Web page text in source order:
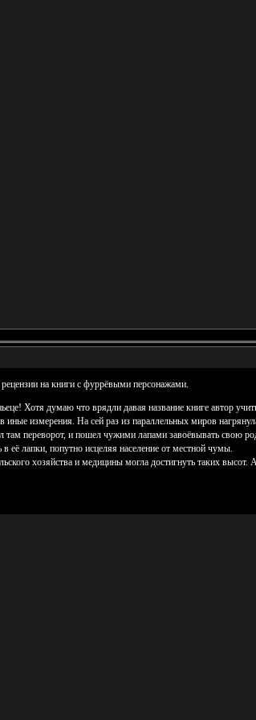
на книги с фуррёвыми персонажами.
Хотя думаю что врядли давая название книге автор
иные измерения. На сей раз из параллельных миров
переворот, и пошел чужими лапами завоёвывать свою
её лапки, попутно исцеляя население от местной чумы.
хозяйства и медицины могла достигнуть таких высот.